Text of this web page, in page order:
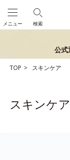
検索
メニュー
公式
TOP スキンケア
スキンケア